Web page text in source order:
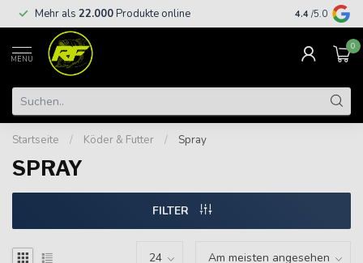
Mehr als 22.000Produkte online Kostenloser
€
4.4 /5.0
MENU
0
Startseite / Köder & Futter / Spray
SPRAY
FILTER